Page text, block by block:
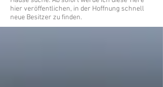
hier veröffentlichen, in der Hoffnung schnell
neue Besitzer zu finden.